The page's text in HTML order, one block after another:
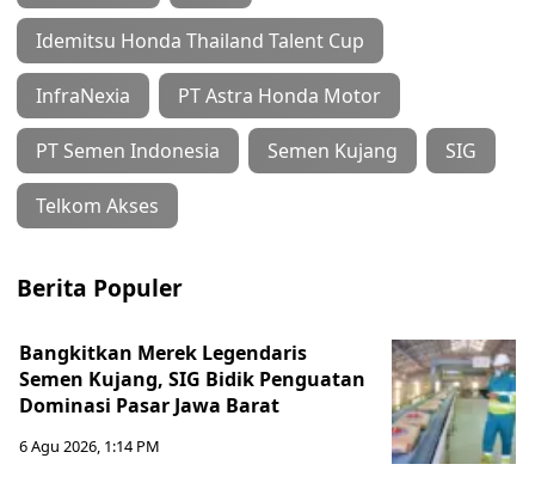
Idemitsu Honda Thailand Talent Cup
InfraNexia PT Astra Honda Motor
PT Semen Indonesia Semen Kujang SIG
Telkom Akses
Berita Populer
Bangkitkan Merek Legendaris
Semen Kujang, SIG Bidik Penguatan
Dominasi Pasar Jawa Barat
6 Agu 2026, 1:14 PM